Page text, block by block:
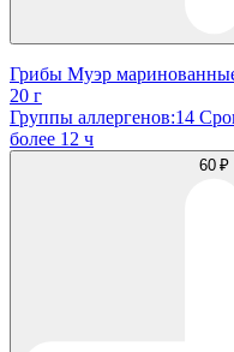
Грибы Муэр
20 г
Группы аллергенов:14
более 12 ч
60 ₽